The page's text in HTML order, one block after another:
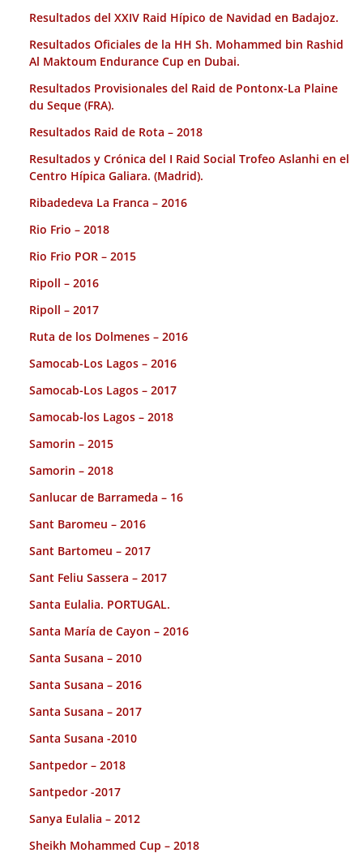
Resultados del XXIV Raid Hípico de Navidad en Badajoz.
Resultados Oficiales de la HH Sh. Mohammed bin Rashid
Al Maktoum Endurance Cup en Dubai.
Resultados Provisionales del Raid de Pontonx-La Plaine
du Seque (FRA).
Resultados Raid de Rota – 2018
Resultados y Crónica del I Raid Social Trofeo Aslanhi en el
Centro Hípica Galiara. (Madrid).
Ribadedeva La Franca – 2016
Rio Frio – 2018
Rio Frio POR – 2015
Ripoll – 2016
Ripoll – 2017
Ruta de los Dolmenes – 2016
Samocab-Los Lagos – 2016
Samocab-Los Lagos – 2017
Samocab-los Lagos – 2018
Samorin – 2015
Samorin – 2018
Sanlucar de Barrameda – 16
Sant Baromeu – 2016
Sant Bartomeu – 2017
Sant Feliu Sassera – 2017
Santa Eulalia. PORTUGAL.
Santa María de Cayon – 2016
Santa Susana – 2010
Santa Susana – 2016
Santa Susana – 2017
Santa Susana -2010
Santpedor – 2018
Santpedor -2017
Sanya Eulalia – 2012
Sheikh Mohammed Cup – 2018